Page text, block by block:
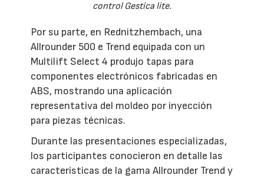
control Gestica lite.
Por su parte, en Rednitzhembach, una
Allrounder 500 e Trend equipada con un
Multilift Select 4 produjo tapas para
componentes electrónicos fabricadas en
ABS, mostrando una aplicación
representativa del moldeo por inyección
para piezas técnicas.
Durante las presentaciones especializadas,
los participantes conocieron en detalle las
características de la gama Allrounder Trend y